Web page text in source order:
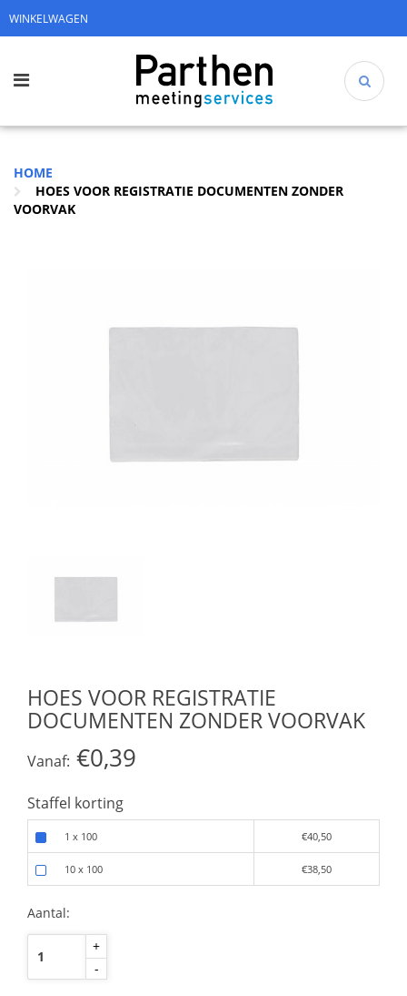
WINKELWAGEN
HOME
HOES VOOR REGISTRATIE DOCUMENTEN ZONDER
VOORVAK
HOES VOOR REGISTRATIE
DOCUMENTEN ZONDER VOORVAK
Vanaf: €0,39
Staffel korting
1 x 100 €40,50
10 x 100 €38,50
Aantal:
+
-